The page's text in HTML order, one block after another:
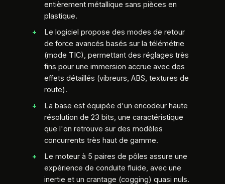
entièrement métallique sans pièces en
plastique.
Le logiciel propose des modes de retour
de force avancés basés sur la télémétrie
(mode TIC), permettant des réglages très
fins pour une immersion accrue avec des
effets détaillés (vibreurs, ABS, textures de
route).
La base est équipée d'un encodeur haute
résolution de 23 bits, une caractéristique
que l'on retrouve sur des modèles
concurrents très haut de gamme.
Le moteur à 5 paires de pôles assure une
expérience de conduite fluide, avec une
inertie et un crantage (cogging) quasi nuls.